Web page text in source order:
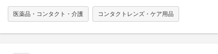
医薬品・コンタクト・介護 コンタクトレンズ・ケア用品